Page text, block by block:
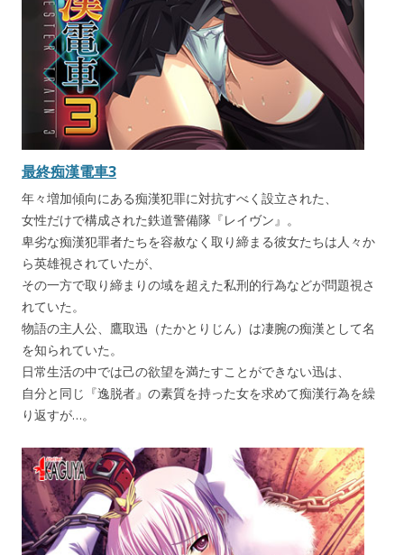
最終痴漢電車3
年々増加傾向にある痴漢犯罪に対抗すべく設立された、
女性だけで構成された鉄道警備隊『レイヴン』。
卑劣な痴漢犯罪者たちを容赦なく取り締まる彼女たちは人々か
ら英雄視されていたが、
その一方で取り締まりの域を超えた私刑的行為などが問題視さ
れていた。
物語の主人公、鷹取迅（たかとりじん）は凄腕の痴漢として名
を知られていた。
日常生活の中では己の欲望を満たすことができない迅は、
自分と同じ『逸脱者』の素質を持った女を求めて痴漢行為を繰
り返すが…。